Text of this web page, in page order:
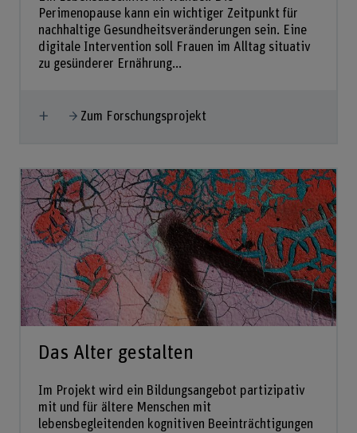
Perimenopause kann ein wichtiger Zeitpunkt für
nachhaltige Gesundheitsveränderungen sein. Eine
digitale Intervention soll Frauen im Alltag situativ
zu gesünderer Ernährung...
Mehr anzeigen
Zum Forschungsprojekt
Das Alter gestalten
Im Projekt wird ein Bildungsangebot partizipativ
mit und für ältere Menschen mit
lebensbegleitenden kognitiven Beeinträchtigungen